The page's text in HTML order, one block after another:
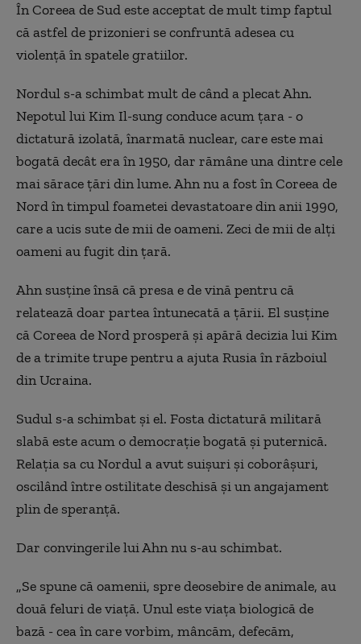
În Coreea de Sud este acceptat de mult timp faptul
că astfel de prizonieri se confruntă adesea cu
violență în spatele gratiilor.
Nordul s-a schimbat mult de când a plecat Ahn.
Nepotul lui Kim Il-sung conduce acum țara - o
dictatură izolată, înarmată nuclear, care este mai
bogată decât era în 1950, dar rămâne una dintre cele
mai sărace țări din lume. Ahn nu a fost în Coreea de
Nord în timpul foametei devastatoare din anii 1990,
care a ucis sute de mii de oameni. Zeci de mii de alți
oameni au fugit din țară.
Ahn susține însă că presa e de vină pentru că
relatează doar partea întunecată a țării. El susține
că Coreea de Nord prosperă și apără decizia lui Kim
de a trimite trupe pentru a ajuta Rusia în războiul
din Ucraina.
Sudul s-a schimbat și el. Fosta dictatură militară
slabă este acum o democrație bogată și puternică.
Relația sa cu Nordul a avut suișuri și coborâșuri,
oscilând între ostilitate deschisă și un angajament
plin de speranță.
Dar convingerile lui Ahn nu s-au schimbat.
„Se spune că oamenii, spre deosebire de animale, au
două feluri de viață. Unul este viața biologică de
bază - cea în care vorbim, mâncăm, defecăm,